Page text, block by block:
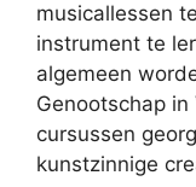
musicallessen
instrument te
algemeen
Genootschap
cursussen
kunstzinnige